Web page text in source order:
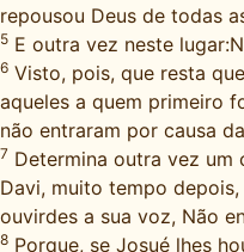
repousou Deus de todas
5 E outra vez neste
6 Visto, pois, que resta
aqueles a quem primeiro
não entraram por causa
7 Determina outra vez
Davi, muito tempo
ouvirdes a sua voz, Não
8 Porque, se Josué lhes